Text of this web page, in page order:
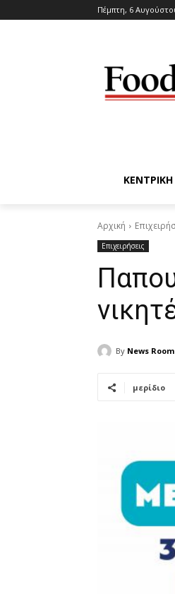
Πέμπτη, 6
ΚΕΝΤΡΙΚΗ
Αρχική
Επιχειρήσεις
By News Room
μερίδιο